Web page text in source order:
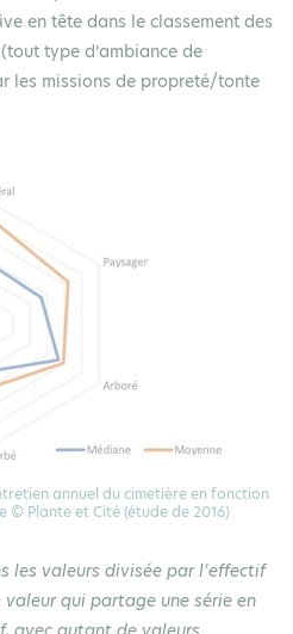
en tête dans le classement des
type d’ambiance de
les missions de propreté/tonte
annuel du cimetière en fonction
© Plante et Cité (étude de 2016)
les valeurs divisée par l’effectif
qui partage une série en